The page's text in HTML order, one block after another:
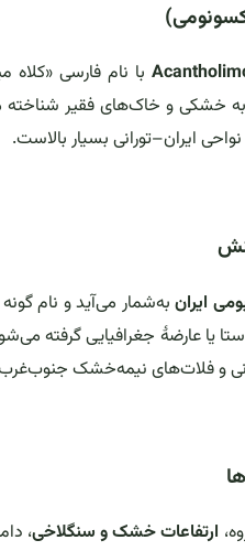
با نام فارسی
خشکی و خاک‌های فقیر
ایران–تورانی بسیار بالاست.
ایران
و فلات‌های نیمه‌خشک جنوب‌غرب
ارتفاعات خشک و سنگلاخی،